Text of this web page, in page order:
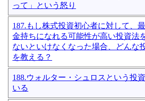
って」という怒り
187.もし株式投資初心者に対して、
金持ちになれる可能性が高い投資法
ないといけなくなった場合、どんな
を教える？
188.ウォルター・シュロスという投
いる